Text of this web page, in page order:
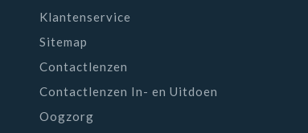
Klantenservice
Sitemap
Contactlenzen
Contactlenzen In- en Uitdoen
Oogzorg